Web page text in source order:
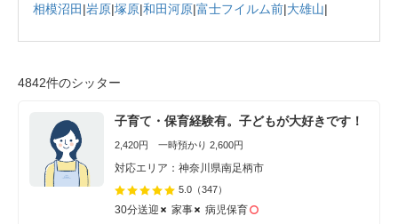
相模沼田 |岩原|塚原|和田河原|富士フイルム前|大雄山|
4842件のシッター
子育て・保育経験有。子どもが大好きです！
2,420円 一時預かり 2,600円
対応エリア：神奈川県南足柄市
5.0 （347）
30分送迎 家事 病児保育